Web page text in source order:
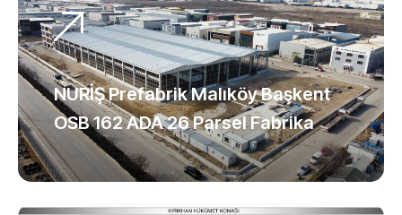
Rehbere Ekle
NURİŞ Prefabrik Malıköy Başkent
OSB 162 ADA 26 Parsel Fabrika